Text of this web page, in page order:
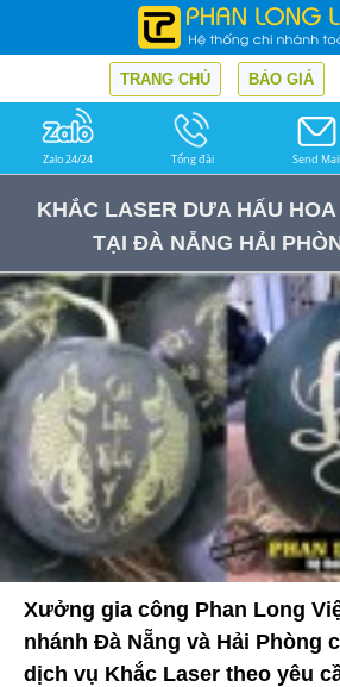
TRANG CHỦ BÁO GIÁ
Zalo 24/24 Tổng đài Send Mail
KHẮC LASER DƯA HẤU
TẠI ĐÀ NẴNG HẢI
Xưởng gia công Phan Long
nhánh Đà Nẵng và Hải Phòng
dịch vụ Khắc Laser theo yêu